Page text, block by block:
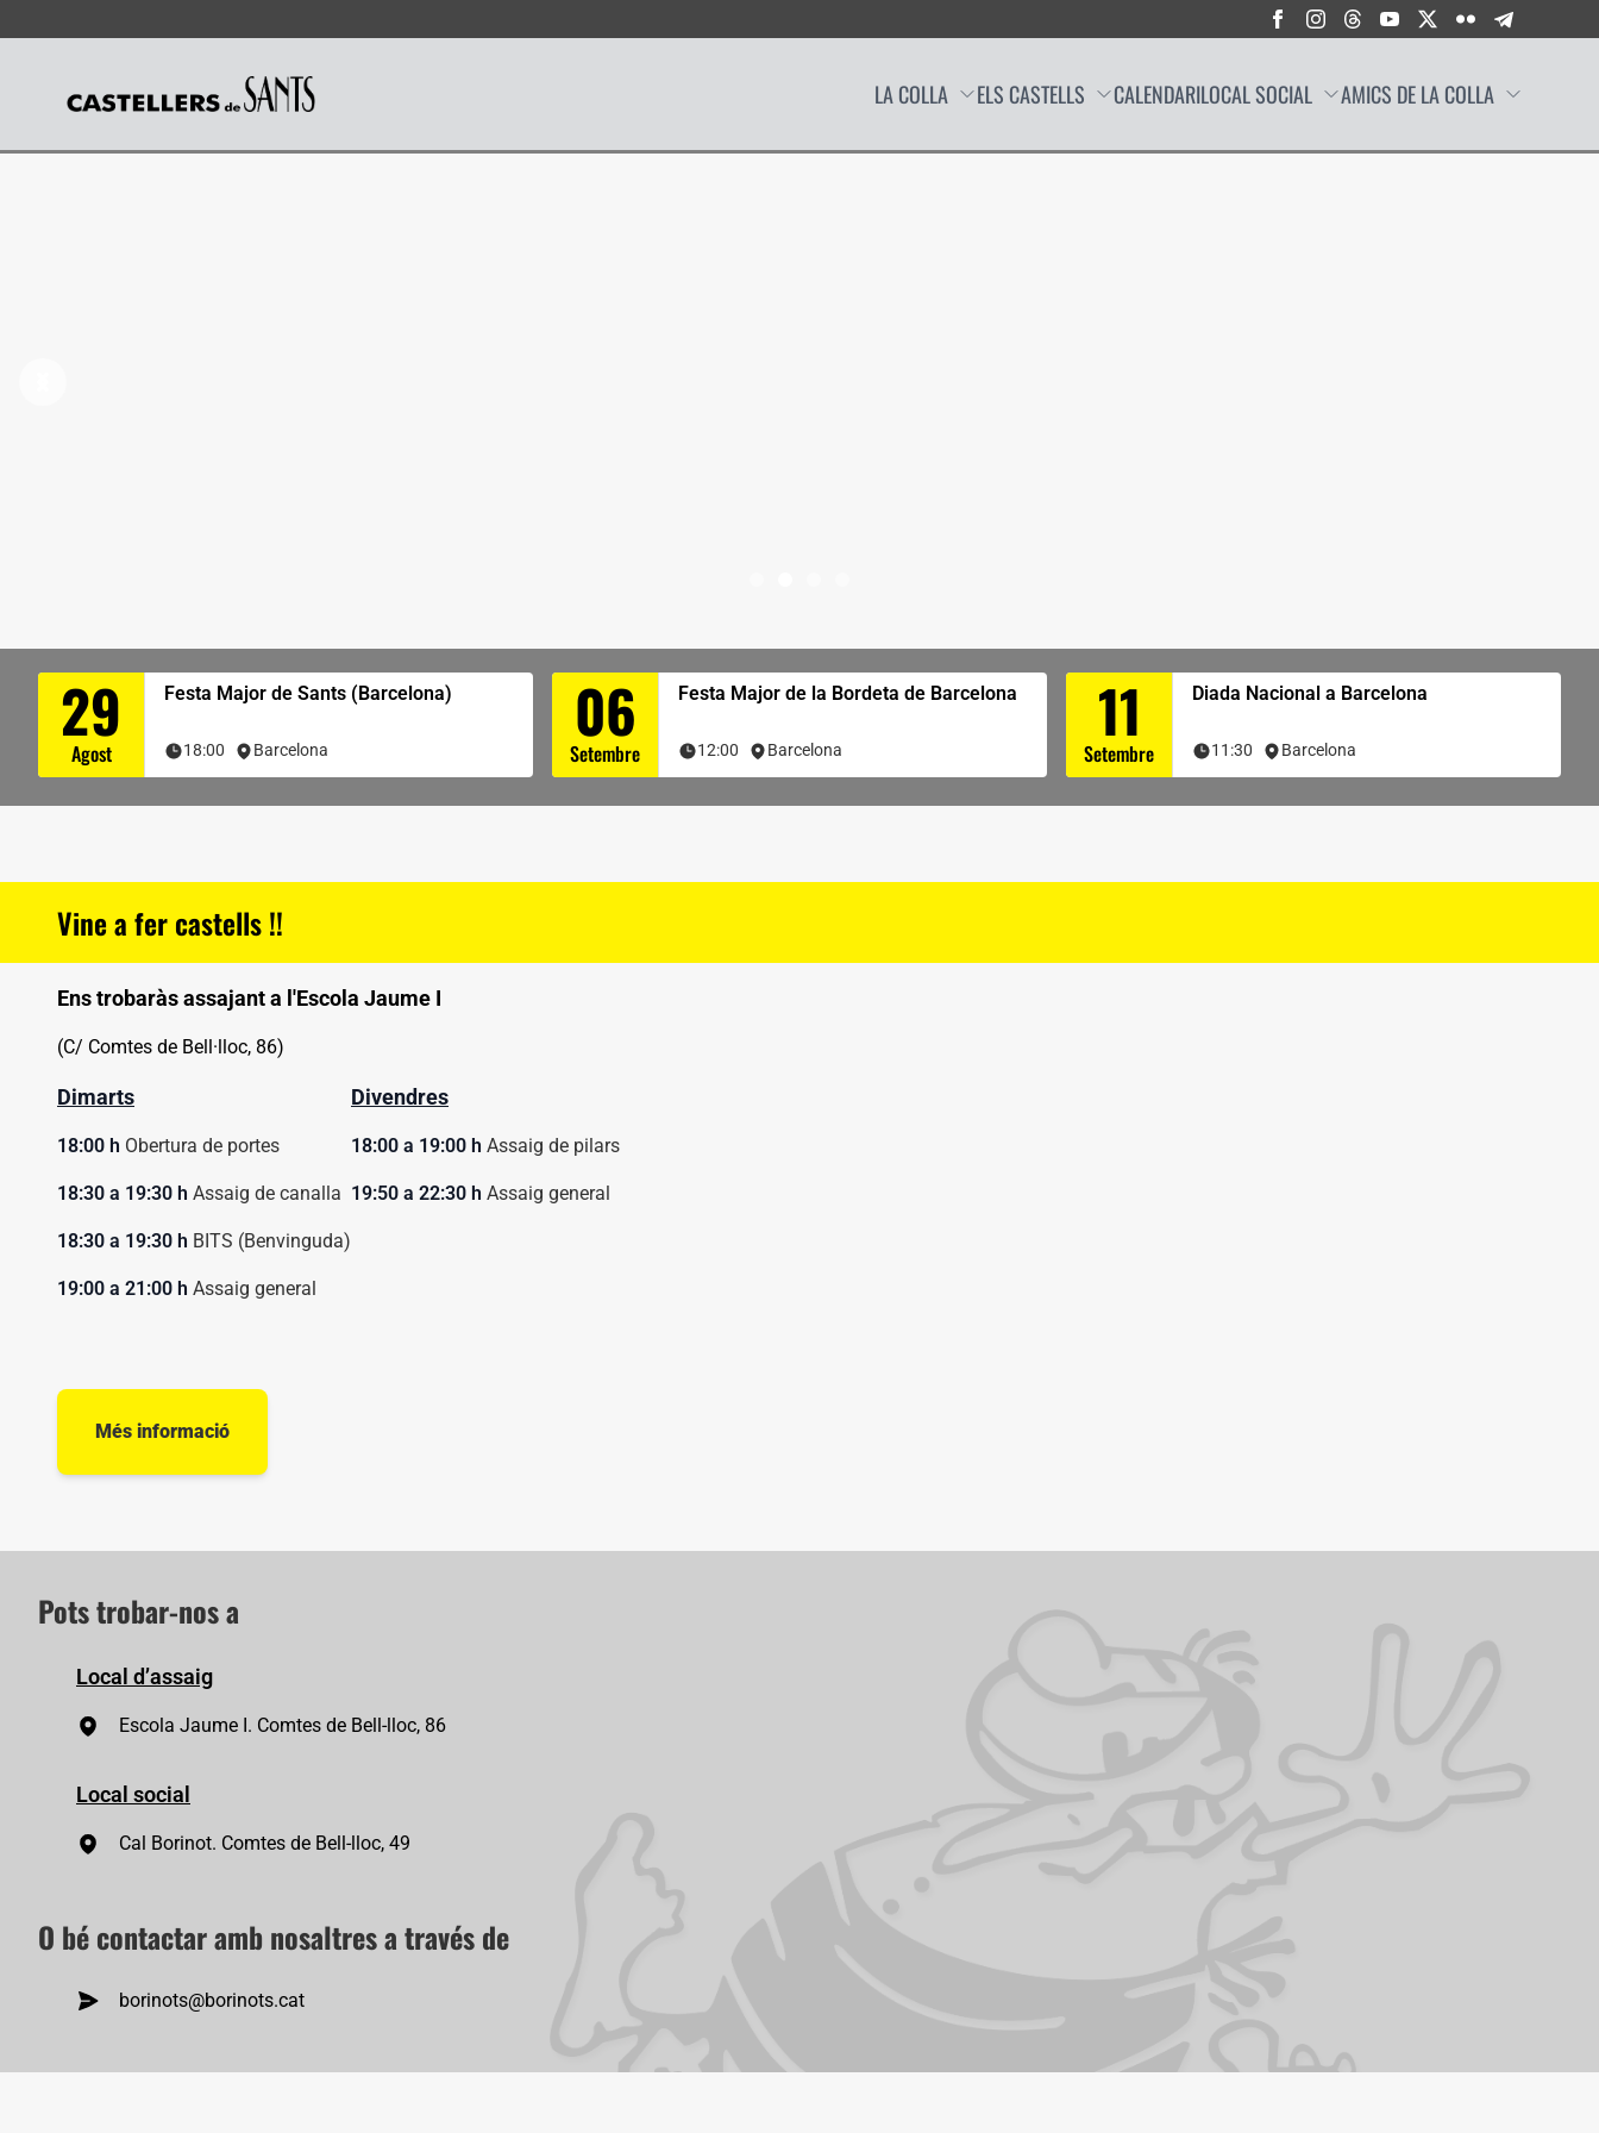
Castellers de Sants LA COLLA ELS CASTELLS CALENDARILOCAL SOCIAL AMICS DE LA COLLA
29
Agost
Festa Major de Sants (Barcelona)
18:00 Barcelona 06
Setembre
Festa Major de la Bordeta de Barcelona
12:00 Barcelona 11
Setembre
Diada Nacional a Barcelona
11:30 Barcelona
Vine a fer castells !!
Ens trobaràs assajant a l'Escola Jaume I
(C/ Comtes de Bell·lloc, 86)
Dimarts
18:00 h Obertura de portes
18:30 a 19:30 h Assaig de canalla
18:30 a 19:30 h BITS (Benvinguda)
19:00 a 21:00 h Assaig general
Divendres
18:00 a 19:00 h Assaig de pilars
19:50 a 22:30 h Assaig general
Més informació
Pots trobar-nos a
Local d’assaig
Escola Jaume I. Comtes de Bell-lloc, 86
Local social
Cal Borinot. Comtes de Bell-lloc, 49
O bé contactar amb nosaltres a través de
borinots@borinots.cat